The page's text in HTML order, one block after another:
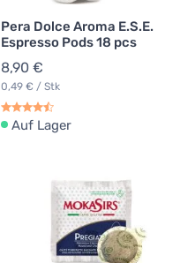
Pera Dolce Aroma E.S.E.
Espresso Pods 18 pcs
8,90 €
0,49 € / Stk
Auf Lager